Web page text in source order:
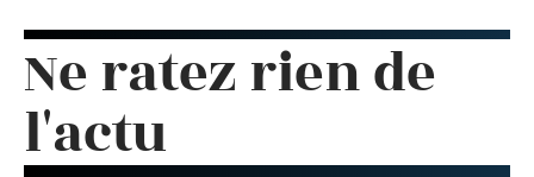
Ne ratez rien de
l'actu